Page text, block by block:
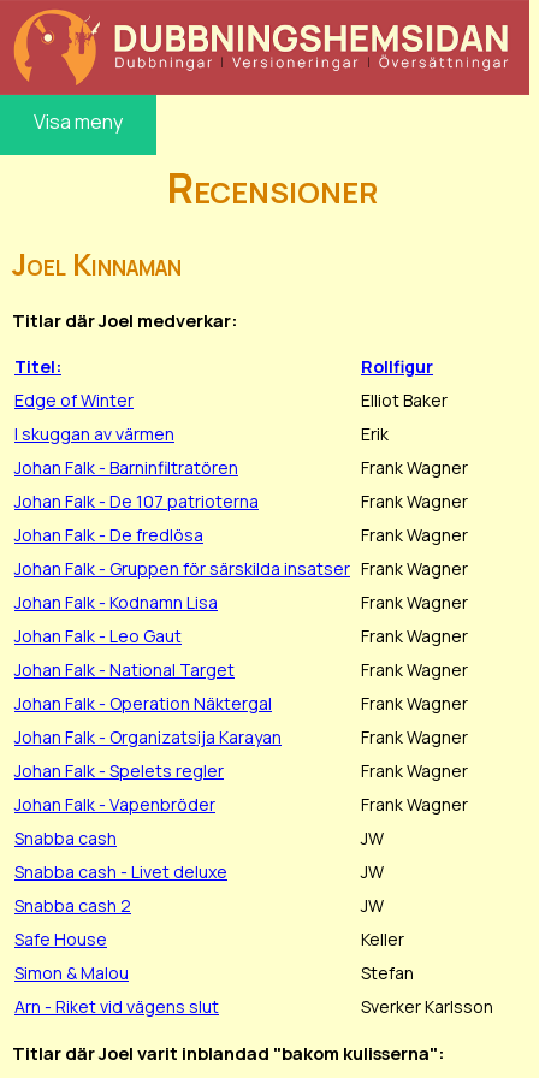
Visa meny
Recensioner
Joel Kinnaman
Titlar där Joel medverkar:
Titel:
Rollfigur
Edge of Winter
Elliot Baker
I skuggan av värmen
Erik
Johan Falk - Barninfiltratören
Frank Wagner
Johan Falk - De 107 patrioterna
Frank Wagner
Johan Falk - De fredlösa
Frank Wagner
Johan Falk - Gruppen för särskilda insatser Frank Wagner
Johan Falk - Kodnamn Lisa
Frank Wagner
Johan Falk - Leo Gaut
Frank Wagner
Johan Falk - National Target
Frank Wagner
Johan Falk - Operation Näktergal
Frank Wagner
Johan Falk - Organizatsija Karayan
Frank Wagner
Johan Falk - Spelets regler
Frank Wagner
Johan Falk - Vapenbröder
Frank Wagner
Snabba cash
JW
Snabba cash - Livet deluxe
JW
Snabba cash 2
JW
Safe House
Keller
Simon & Malou
Stefan
Arn - Riket vid vägens slut
Sverker Karlsson
Titlar där Joel varit inblandad "bakom kulisserna":